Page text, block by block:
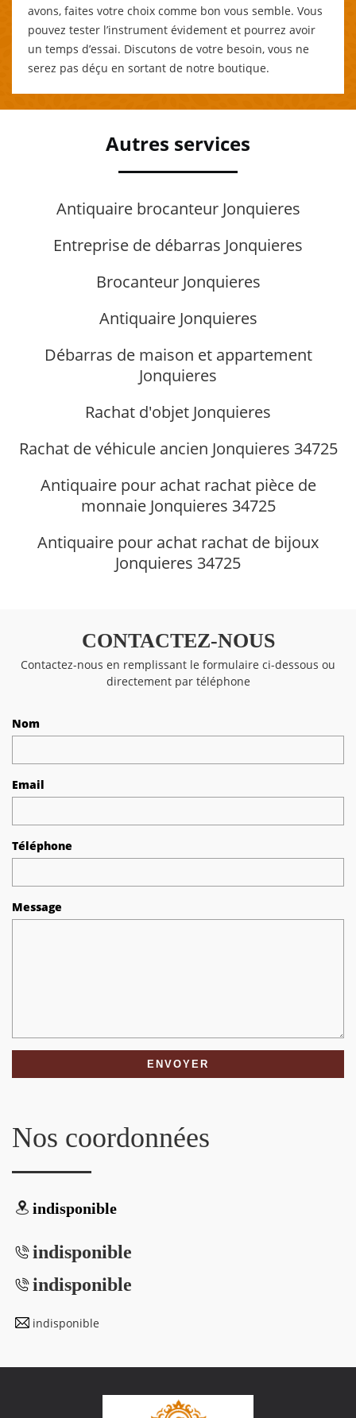
avons, faites votre choix comme bon vous semble. Vous
pouvez tester l’instrument évidement et pourrez avoir
un temps d’essai. Discutons de votre besoin, vous ne
serez pas déçu en sortant de notre boutique.
Autres services
Antiquaire brocanteur Jonquieres
Entreprise de débarras Jonquieres
Brocanteur Jonquieres
Antiquaire Jonquieres
Débarras de maison et appartement
Jonquieres
Rachat d'objet Jonquieres
Rachat de véhicule ancien Jonquieres 34725
Antiquaire pour achat rachat pièce de
monnaie Jonquieres 34725
Antiquaire pour achat rachat de bijoux
Jonquieres 34725
CONTACTEZ-NOUS
Contactez-nous en remplissant le formulaire ci-dessous ou
directement par téléphone
Nom
Email
Téléphone
Message
Nos coordonnées
indisponible
indisponible
indisponible
indisponible